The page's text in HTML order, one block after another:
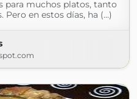
para muchos platos, tanto
en estos días, ha (...)